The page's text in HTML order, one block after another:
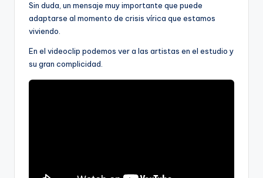
Sin duda, un mensaje muy importante que puede
adaptarse al momento de crisis vírica que estamos
viviendo.
En el videoclip podemos ver a las artistas en el estudio y
su gran complicidad.